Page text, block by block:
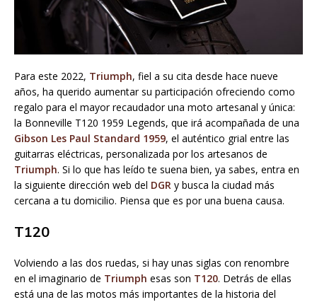
Para este 2022, Triumph, fiel a su cita desde hace nueve
años, ha querido aumentar su participación ofreciendo como
regalo para el mayor recaudador una moto artesanal y única:
la Bonneville T120 1959 Legends, que irá acompañada de una
Gibson Les Paul Standard 1959, el auténtico grial entre las
guitarras eléctricas, personalizada por los artesanos de
Triumph. Si lo que has leído te suena bien, ya sabes, entra en
la siguiente dirección web del DGR y busca la ciudad más
cercana a tu domicilio. Piensa que es por una buena causa.
T120
Volviendo a las dos ruedas, si hay unas siglas con renombre
en el imaginario de Triumph esas son T120. Detrás de ellas
está una de las motos más importantes de la historia del